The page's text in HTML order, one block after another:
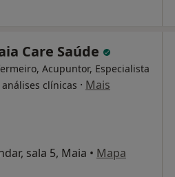
Care Saúde
Acupuntor, Especialista
análises clínicas · Mais
sala 5, Maia • Mapa